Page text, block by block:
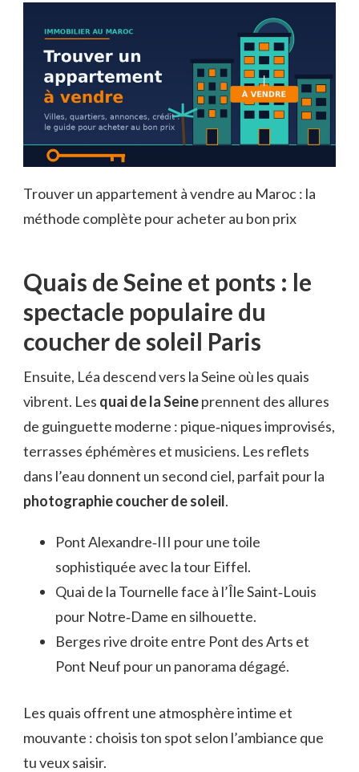
Trouver un appartement à vendre au Maroc : la
méthode complète pour acheter au bon prix
Quais de Seine et ponts : le
spectacle populaire du
coucher de soleil Paris
Ensuite, Léa descend vers la Seine où les quais
vibrent. Les quai de la Seineprennent des allures
de guinguette moderne : pique‑niques improvisés,
terrasses éphémères et musiciens. Les reflets
dans l’eau donnent un second ciel, parfait pour la
photographie coucher de soleil.
Pont Alexandre‑III pour une toile
sophistiquée avec la tour Eiffel.
Quai de la Tournelle face à l’Île Saint‑Louis
pour Notre‑Dame en silhouette.
Berges rive droite entre Pont des Arts et
Pont Neuf pour un panorama dégagé.
Les quais offrent une atmosphère intime et
mouvante : choisis ton spot selon l’ambiance que
tu veux saisir.